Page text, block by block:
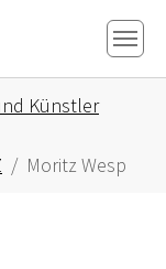
Künstler
Moritz Wesp